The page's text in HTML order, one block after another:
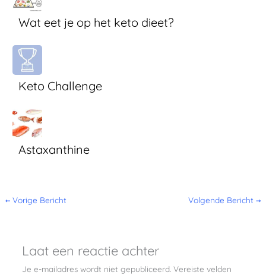
Wat eet je op het keto dieet?
Keto Challenge
Astaxanthine
← Vorige Bericht Volgende Bericht →
Laat een reactie achter
Je e-mailadres wordt niet gepubliceerd. Vereiste velden